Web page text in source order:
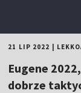
21 LIP 2022
Eugene
dobrze